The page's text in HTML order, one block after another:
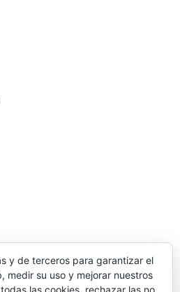
y de terceros para garantizar el
medir su uso y mejorar nuestros
las cookies, rechazar las no